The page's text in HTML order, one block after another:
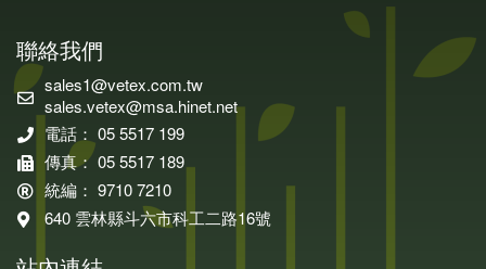
聯絡我們
sales1@vetex.com.tw
sales.vetex@msa.hinet.net
電話： 05 5517 199
傳真： 05 5517 189
統編： 9710 7210
640 雲林縣斗六市科工二路16號